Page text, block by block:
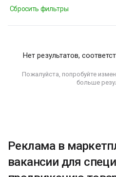
Сбросить фильтры
Нет результатов,
Пожалуйста, попробуйте
больше
Реклама в
вакансии для